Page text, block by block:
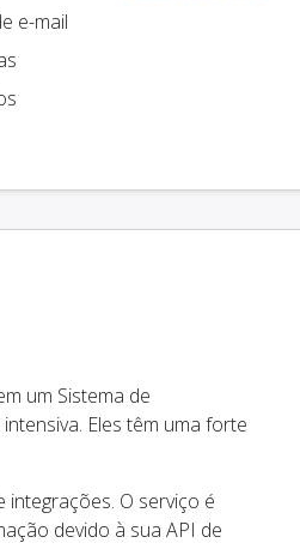
e-mail
um Sistema de
Eles têm uma forte
integrações. O serviço é
devido à sua API de